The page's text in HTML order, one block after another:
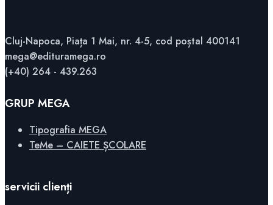
Cluj-Napoca, Piața 1 Mai, nr. 4-5, cod poștal 400141
mega@edituramega.ro
(+40) 264 - 439.263
GRUP MEGA
Tipografia MEGA
TeMe – CAIETE ȘCOLARE
servicii clienți